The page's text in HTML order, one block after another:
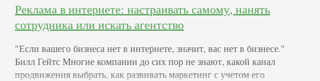
Реклама в интернете: настраивать самому, нанять
сотрудника или искать агентство
"Если вашего бизнеса нет в интернете, значит, вас нет в бизнесе."
Билл Гейтс Многие компании до сих пор не знают, какой канал
продвижения выбрать, как развивать маркетинг с учетом его